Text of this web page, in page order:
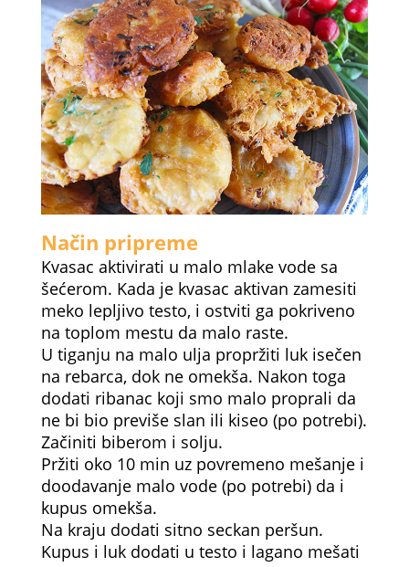
Način pripreme
Kvasac aktivirati u malo mlake vode sa
šećerom. Kada je kvasac aktivan zamesiti
meko lepljivo testo, i ostviti ga pokriveno
na toplom mestu da malo raste.
U tiganju na malo ulja propržiti luk isečen
na rebarca, dok ne omekša. Nakon toga
dodati ribanac koji smo malo proprali da
ne bi bio previše slan ili kiseo (po potrebi).
Začiniti biberom i solju.
Pržiti oko 10 min uz povremeno mešanje i
doodavanje malo vode (po potrebi) da i
kupus omekša.
Na kraju dodati sitno seckan peršun.
Kupus i luk dodati u testo i lagano mešati